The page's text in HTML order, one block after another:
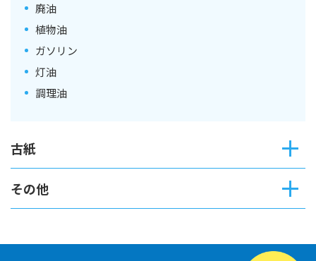
廃油
植物油
ガソリン
灯油
調理油
古紙
その他